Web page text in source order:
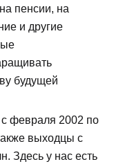
пенсии, на
и другие
будущей
февраля 2002 по
выходцы с
Здесь у нас есть